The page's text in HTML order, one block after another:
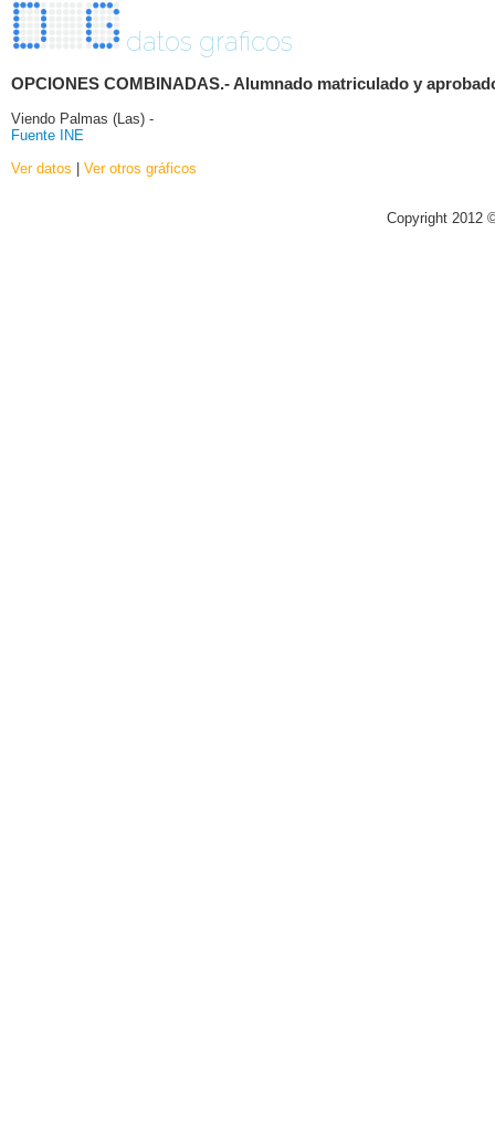
datos graficos
OPCIONES COMBINADAS.- Alumnado matriculado y
Viendo Palmas (Las) -
Fuente INE
Ver datos | Ver otros gráficos
Copyright 2012